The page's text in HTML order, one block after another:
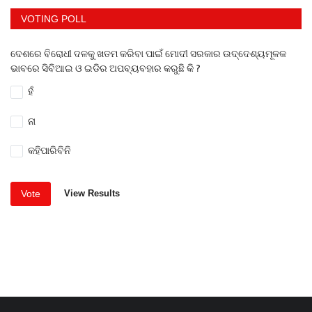
VOTING POLL
ଦେଶରେ ବିରୋଧୀ ଦଳକୁ ଖତମ କରିବା ପାଇଁ ମୋଦୀ ସରକାର ଉଦ୍ଦେଶ୍ୟମୂଳକ
ଭାବରେ ସିବିଆଇ ଓ ଇଡିର ଅପବ୍ୟବହାର କରୁଛି କି ?
ହଁ
ନା
କହିପାରିବିନି
Vote View Results